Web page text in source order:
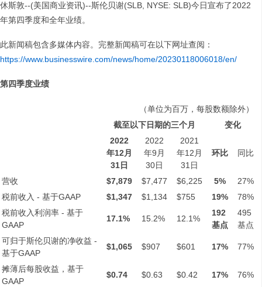
休斯敦--(美国商业资讯)--斯伦贝谢(SLB, NYSE: SLB)今日宣布了2022
年第四季度和全年业绩。
此新闻稿包含多媒体内容。完整新闻稿可在以下网址查阅：
https://www.businesswire.com/news/home/20230118006018/en/
第四季度业绩
（单位为百万，每股数额除外）
截至以下日期的三个月
变化
2022
年12月
31日
2022
年9月
30日
2021
年12月
31日
环比 同比
营收 $7,879 $7,477 $6,225 5%
27%
税前收入 - 基于GAAP
$1,347 $1,134 $755 19%
78%
税前收入利润率 - 基于
GAAP
17.1% 15.2% 12.1%
192
基点
495
基点
可归于斯伦贝谢的净收益 -
基于GAAP
$1,065 $907 $601 17% 77%
摊薄后每股收益，基于
GAAP
$0.74 $0.63 $0.42 17% 76%